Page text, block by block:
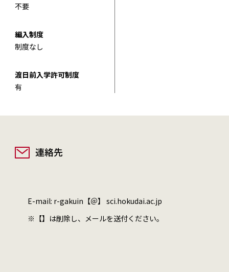
不要
編入制度
制度なし
渡日前入学許可制度
有
連絡先
E-mail: r-gakuin【＠】 sci.hokudai.ac.jp
※【】は削除し、メールを送付ください。